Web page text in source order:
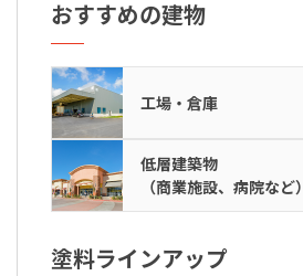
おすすめの建物
工場・倉庫
低層建築物
（商業施設、病院など）
塗料ラインアップ